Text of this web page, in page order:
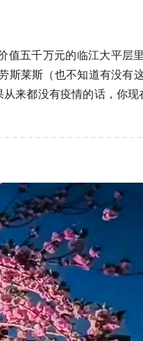
值五千万元的临江大平层
斯莱斯（也不知道有没有
来都没有疫情的话，你现